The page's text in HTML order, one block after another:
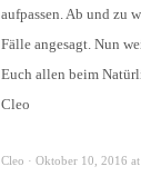
aufpassen. Ab und zu
Fälle angesagt. Nun
Euch allen beim
Cleo
Cleo · Oktober 10, 2016